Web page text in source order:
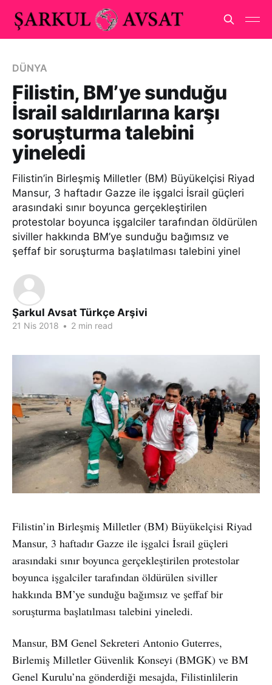
DÜNYA
Filistin, BM’ye sunduğu
İsrail saldırılarına karşı
soruşturma talebini
yineledi
Filistin’in Birleşmiş Milletler (BM) Büyükelçisi Riyad
Mansur, 3 haftadır Gazze ile işgalci İsrail güçleri
arasındaki sınır boyunca gerçekleştirilen
protestolar boyunca işgalciler tarafından öldürülen
siviller hakkında BM’ye sunduğu bağımsız ve
şeffaf bir soruşturma başlatılması talebini yinel
Şarkul Avsat Türkçe Arşivi
21 Nis 2018 • 2 min read
Filistin’in Birleşmiş Milletler (BM) Büyükelçisi Riyad
Mansur, 3 haftadır Gazze ile işgalci İsrail güçleri
arasındaki sınır boyunca gerçekleştirilen protestolar
boyunca işgalciler tarafından öldürülen siviller
hakkında BM’ye sunduğu bağımsız ve şeffaf bir
soruşturma başlatılması talebini yineledi.
Mansur, BM Genel Sekreteri Antonio Guterres,
Birlemiş Milletler Güvenlik Konseyi (BMGK) ve BM
Genel Kurulu’na gönderdiği mesajda, Filistinlilerin